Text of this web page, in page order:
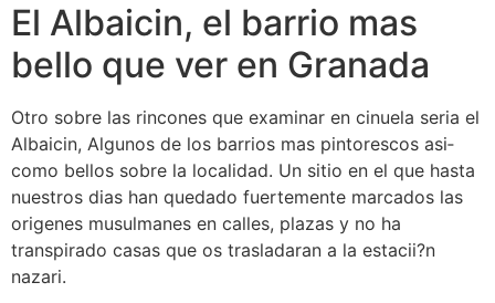
El Albaicin, el barrio mas
bello que ver en Granada
Otro sobre las rincones que examinar en cinuela seri­a el
Albaicin, Algunos de los barrios mas pintorescos asi­
como bellos sobre la localidad. Un sitio en el que hasta
nuestros dias han quedado fuertemente marcados las
origenes musulmanes en calles, plazas y no ha
transpirado casas que os trasladaran a la estacii?n
nazari.